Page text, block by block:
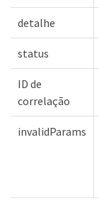
detalhe
status
ID de
correlação
invalidParams